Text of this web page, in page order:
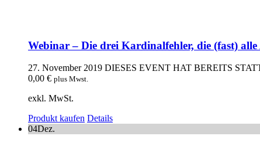
Webinar – Die drei Kardinalfehler, die (fast)
27. November 2019 DIESES EVENT HAT BEREITS
0,00 € plus Mwst.
exkl. MwSt.
Produkt kaufen Details
04Dez.